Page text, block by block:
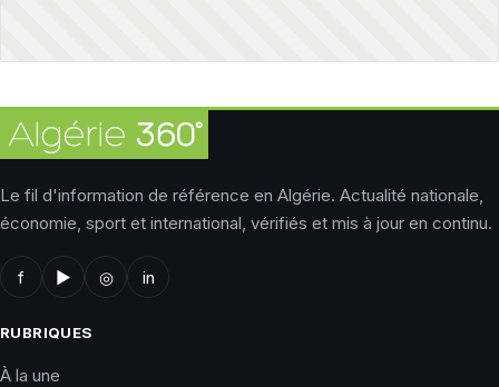
Le fil d'information de référence en Algérie. Actualité nationale,
économie, sport et international, vérifiés et mis à jour en continu.
f ▶ ◎ in
RUBRIQUES
À la une